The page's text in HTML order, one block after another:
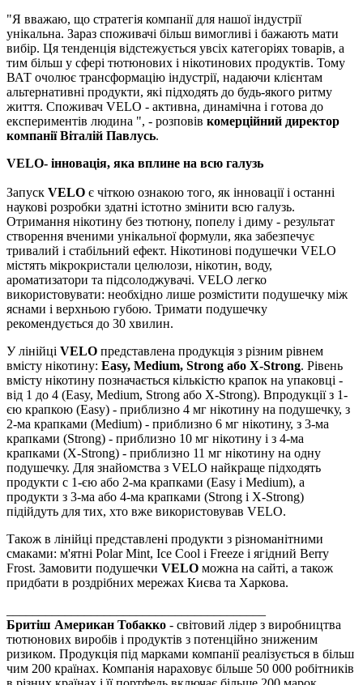
"Я вважаю, що стратегія компанії для нашої індустрії
унікальна. Зараз споживачі більш вимогливі і бажають мати
вибір. Ця тенденція відстежується увсіх категоріях товарів, а
тим більш у сфері тютюнових і нікотинових продуктів. Тому
ВАТ очолює трансформацію індустрії, надаючи клієнтам
альтернативні продукти, які підходять до будь-якого ритму
життя. Споживач VELO - активна, динамічна і готова до
експериментів людина ", - розповів комерційний директор
компанії Віталій Павлусь.
VELO- інновація, яка вплине на всю галузь
Запуск VELO є чіткою ознакою того, як інновації і останні
наукові розробки здатні істотно змінити всю галузь.
Отримання нікотину без тютюну, попелу і диму - результат
створення вченими унікальної формули, яка забезпечує
тривалий і стабільний ефект. Нікотинові подушечки VELO
містять мікрокристали целюлози, нікотин, воду,
ароматизатори та підсолоджувачі. VELO легко
використовувати: необхідно лише розмістити подушечку між
яснами і верхньою губою. Тримати подушечку
рекомендується до 30 хвилин.
У лінійці VELO представлена продукція з різним рівнем
вмісту нікотину: Easy, Medium, Strong або X-Strong. Рівень
вмісту нікотину позначається кількістю крапок на упаковці -
від 1 до 4 (Easy, Medium, Strong або X-Strong). Впродукції з 1-
єю крапкою (Easy) - приблизно 4 мг нікотину на подушечку, з
2-ма крапками (Medium) - приблизно 6 мг нікотину, з 3-ма
крапками (Strong) - приблизно 10 мг нікотину і з 4-ма
крапками (X-Strong) - приблизно 11 мг нікотину на одну
подушечку. Для знайомства з VELO найкраще підходять
продукти c 1-єю або 2-ма крапками (Easy і Medium), а
продукти з 3-ма або 4-ма крапками (Strong і X-Strong)
підійдуть для тих, хто вже використовував VELO.
Також в лінійці представлені продукти з різноманітними
смаками: м'ятні Polar Mint, Ice Cool і Freeze і ягідний Berry
Frost. Замовити подушечки VELO можна на сайті, а також
придбати в роздрібних мережах Києва та Харкова.
Бритіш Американ Тобакко - світовий лідер з виробництва
тютюнових виробів і продуктів з потенційно зниженим
ризиком. Продукція під марками компанії реалізується в більш
чим 200 країнах. Компанія нараховує більше 50 000 робітників